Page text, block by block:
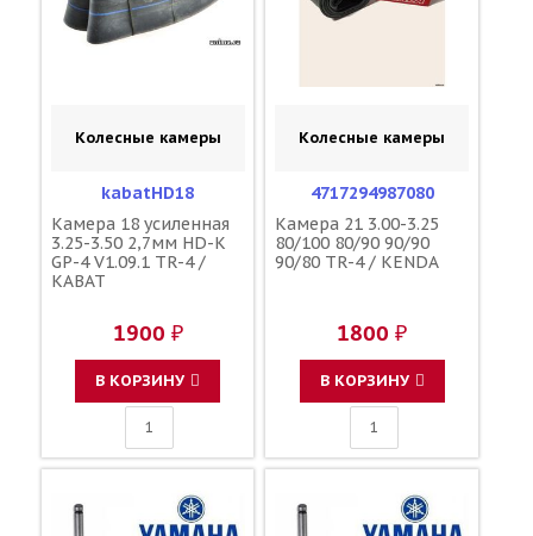
Колесные камеры
kabatHD18
Камера 18 усиленная
3.25-3.50 2,7мм HD-K
GP-4 V1.09.1 TR-4 /
KABAT
1900 ₽
В КОРЗИНУ
Колесные камеры
4717294987080
Камера 21 3.00-3.25
80/100 80/90 90/90
90/80 TR-4 / KENDA
1800 ₽
В КОРЗИНУ